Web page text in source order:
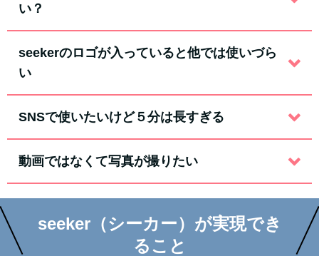
い？
seekerのロゴが入っていると他では使いづら
い
SNSで使いたいけど５分は長すぎる
動画ではなくて写真が撮りたい
seeker（シーカー）が実現でき
ること